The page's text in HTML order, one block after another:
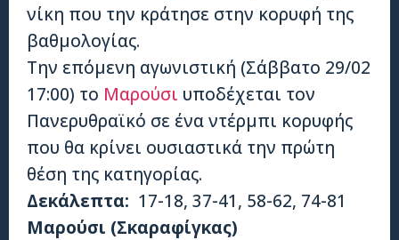
νίκη που την κράτησε στην κορυφή της
βαθμολογίας.
Την επόμενη αγωνιστική (Σάββατο 29/02
17:00) το Μαρούσι υποδέχεται τον
Πανερυθραϊκό σε ένα ντέρμπι κορυφής
που θα κρίνει ουσιαστικά την πρώτη
θέση της κατηγορίας.
Δεκάλεπτα: 17-18, 37-41, 58-62, 74-81
Μαρούσι (Σκαραφίγκας)